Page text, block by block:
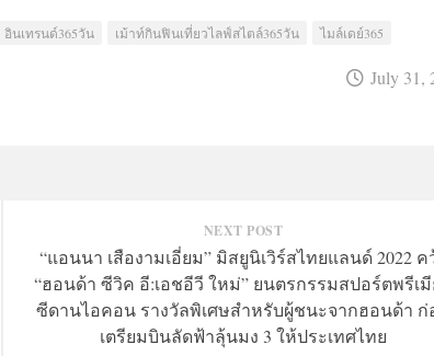
อินเทรนด์365วัน เม้าท์กินฟินเที่ยวไลฟ์สไตล์365วัน ไมล์เดย์365
July 31,
NEXT POST
“แอนนา เสืองามเอี่ยม” มิสยูนิเวิร์สไทยแลนด์ 2022 ค
“ฮอนด้า ซีวิค อี:เอชอีวี ใหม่” ยนตรกรรมสปอร์ตพรีเ
ซีดานไอคอน รางวัลพิเศษสำหรับผู้ชนะจากฮอนด้า ก่
เตรียมบินลัดฟ้าลุ้นมง 3 ให้ประเทศไทย